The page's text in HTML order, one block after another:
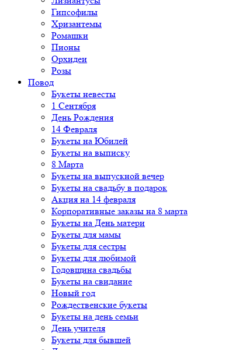
Гипсофилы
Хризантемы
Ромашки
Пионы
Орхидеи
Розы
Повод
Букеты невесты
1 Сентября
День Рождения
14 Февраля
Букеты на Юбилей
Букеты на выписку
8 Марта
Букеты на выпускной вечер
Букеты на свадьбу в подарок
Акция на 14 февраля
Корпоративные заказы на 8 марта
Букеты на День матери
Букеты для мамы
Букеты для сестры
Букеты для любимой
Годовщина свадьбы
Букеты на свидание
Новый год
Рождественские букеты
Букеты на день семьи
День учителя
Букеты для бывшей